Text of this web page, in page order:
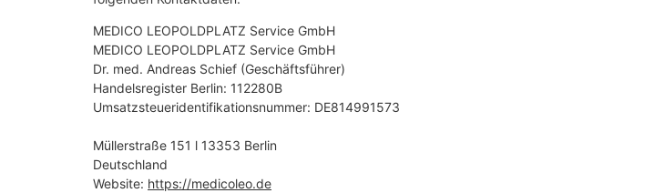
MEDICO LEOPOLDPLATZ Service GmbH
MEDICO LEOPOLDPLATZ Service GmbH
Dr. med. Andreas Schief (Geschäftsführer)
Handelsregister Berlin: 112280B
Umsatzsteueridentifikationsnummer: DE814991573
Müllerstraße 151 l 13353 Berlin
Deutschland
Website: https://medicoleo.de